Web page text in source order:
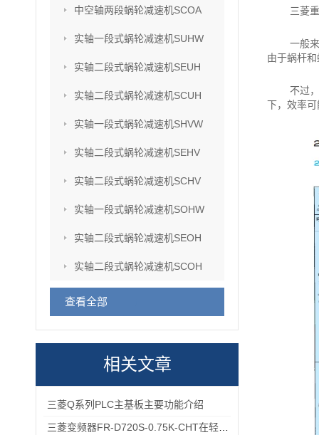
中空轴两段蜗轮减速机SCOA
实轴一段式蜗轮减速机SUHW
实轴二段式蜗轮减速机SEUH
实轴二段式蜗轮减速机SCUH
实轴一段式蜗轮减速机SHVW
实轴二段式蜗轮减速机SEHV
实轴二段式蜗轮减速机SCHV
实轴一段式蜗轮减速机SOHW
实轴二段式蜗轮减速机SEOH
实轴二段式蜗轮减速机SCOH
查看全部
相关文章
三菱Q系列PLC主基板主要功能介绍
三菱
一般
由于蜗杆
不过
下，效率